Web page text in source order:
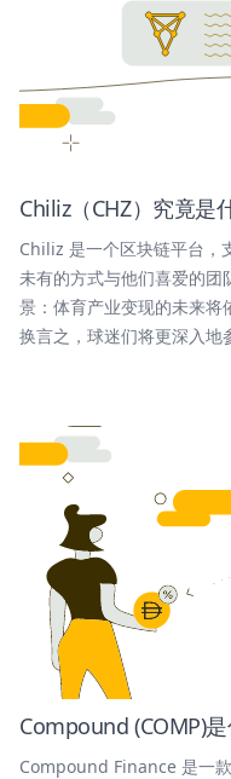
Chiliz（CHZ）究竟是
Chiliz 是一个区块链平台，
未有的方式与他们喜爱的
景：体育产业变现的未来将
换言之，球迷们将更深入地
Compound (COMP)是
Compound Finance 是一